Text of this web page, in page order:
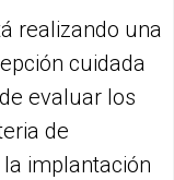
realizando una
cuidada
evaluar los
de
implantación